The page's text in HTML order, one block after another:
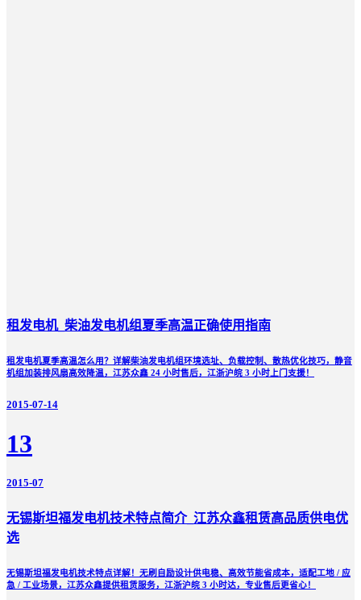
租发电机_柴油发电机组夏季高温正确使用指南
租发电机夏季高温怎么用？详解柴油发电机组环境选址、负载控制、散热优化技巧，静音
机组加装排风扇高效降温，江苏众鑫 24 小时售后，江浙沪皖 3 小时上门支援！
2015-07-14
13
2015-07
无锡斯坦福发电机技术特点简介_江苏众鑫租赁高品质供电优
选
无锡斯坦福发电机技术特点详解！无刷自励设计供电稳、高效节能省成本，适配工地 / 应
急 / 工业场景，江苏众鑫提供租赁服务，江浙沪皖 3 小时达，专业售后更省心！